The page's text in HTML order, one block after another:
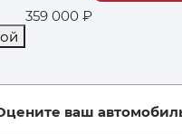
359 000 ₽
ваш